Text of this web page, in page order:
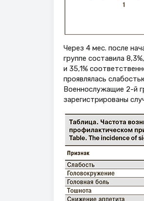
Через 4 мес. после
группе составила
и 35,1%
проявлялась
Военнослужащие 2-й
зарегистрированы